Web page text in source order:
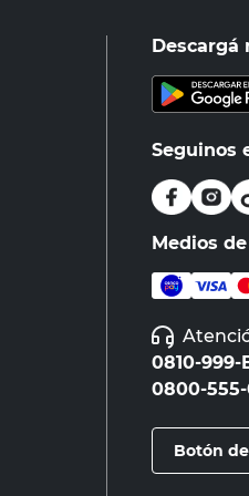
Descargá
Seguinos
Medios
0810-999-
0800-
Botón